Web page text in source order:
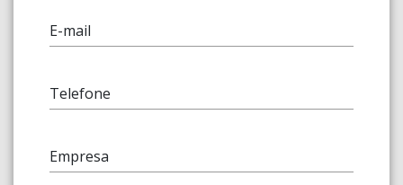
E-mail
Telefone
Empresa